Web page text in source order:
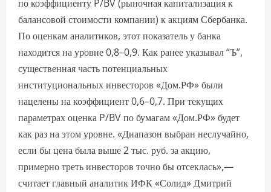
по коэффициенту P/BV (рыночная капитализация к
балансовой стоимости компании) к акциям Сбербанка.
По оценкам аналитиков, этот показатель у банка
находится на уровне 0,8–0,9. Как ранее указывал “Ъ”,
существенная часть потенциальных
институциональных инвесторов «Дом.РФ» были
нацелены на коэффициент 0,6–0,7. При текущих
параметрах оценка P/BV по бумагам «Дом.РФ» будет
как раз на этом уровне. «Диапазон выбран неслучайно,
если бы цена была выше 2 тыс. руб. за акцию,
примерно треть инвесторов точно бы отсеклась»,—
считает главный аналитик ИФК «Солид» Дмитрий